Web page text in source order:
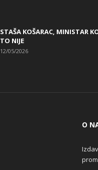
STAŠA KOŠARAC, MINISTAR
TO NIJE
12/05/2026
O